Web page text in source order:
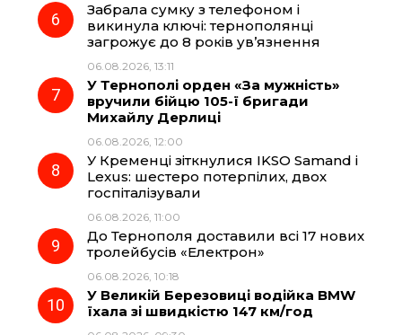
Забрала сумку з телефоном і
викинула ключі: тернополянці
загрожує до 8 років ув’язнення
06.08.2026, 13:11
У Тернополі орден «За мужність»
вручили бійцю 105-ї бригади
Михайлу Дерлиці
06.08.2026, 12:00
У Кременці зіткнулися IKSO Samand і
Lexus: шестеро потерпілих, двох
госпіталізували
06.08.2026, 11:00
До Тернополя доставили всі 17 нових
тролейбусів «Електрон»
06.08.2026, 10:18
У Великій Березовиці водійка BMW
їхала зі швидкістю 147 км/год